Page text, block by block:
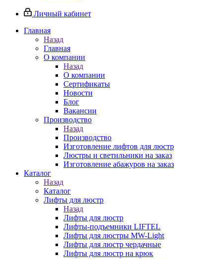
Личный кабинет
Главная
Назад
Главная
О компании
Назад
О компании
Сертификаты
Новости
Блог
Вакансии
Производство
Назад
Производство
Изготовление лифтов для люстр
Люстры и светильники на заказ
Изготовление абажуров на заказ
Каталог
Назад
Каталог
Лифты для люстр
Назад
Лифты для люстр
Лифты-подъемники LIFTEL
Лифты для люстры MW-Light
Лифты для люстр чердачные
Лифты для люстр на крюк